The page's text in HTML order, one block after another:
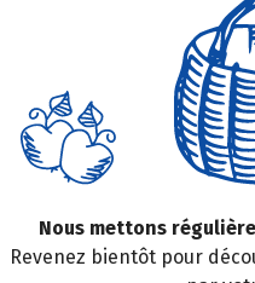
Nous mettons
Revenez bientôt pour